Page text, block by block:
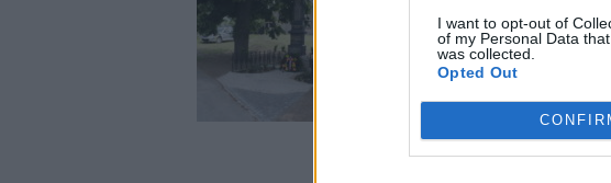
I want to opt-out of
of my Personal Data
was collected.
Opted Out